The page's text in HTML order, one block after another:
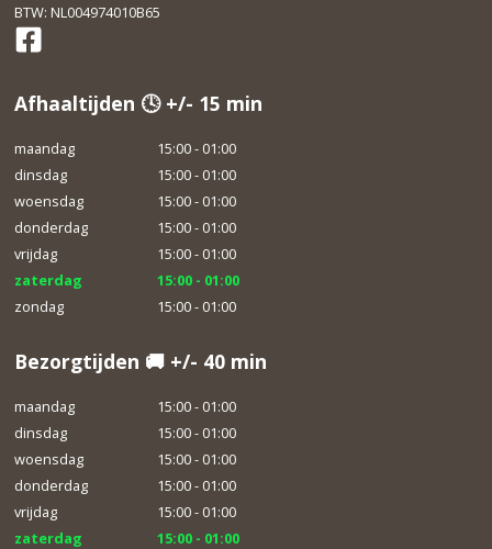
BTW: NL004974010B65
Afhaaltijden 🕓 +/- 15 min
maandag
15:00 - 01:00
dinsdag
15:00 - 01:00
woensdag
15:00 - 01:00
donderdag
15:00 - 01:00
vrijdag
15:00 - 01:00
zaterdag
15:00 - 01:00
zondag
15:00 - 01:00
Bezorgtijden 🚚 +/- 40 min
maandag
15:00 - 01:00
dinsdag
15:00 - 01:00
woensdag
15:00 - 01:00
donderdag
15:00 - 01:00
vrijdag
15:00 - 01:00
zaterdag
15:00 - 01:00